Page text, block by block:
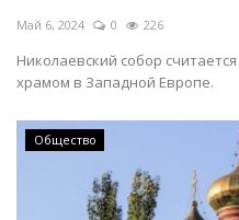
Май 6, 2024 0 226
Николаевский собор
храмом в Западной Европе.
Общество